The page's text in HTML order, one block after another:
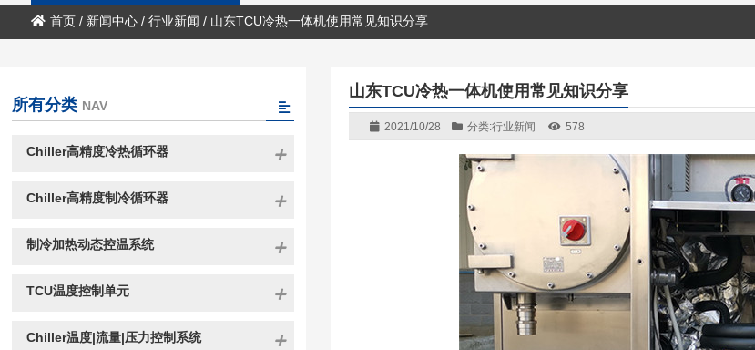
首页/ 新闻中心/ 行业新闻 / 山东TCU冷热一体机使用常见知识分享
山东TCU冷热一体机使用常见知识分享
2021/10/28 分类:行业新闻 578
所有分类 NAV
Chiller高精度冷热循环器
Chiller高精度制冷循环器
制冷加热动态控温系统
TCU温度控制单元
Chiller温度|流量|压力控制系统